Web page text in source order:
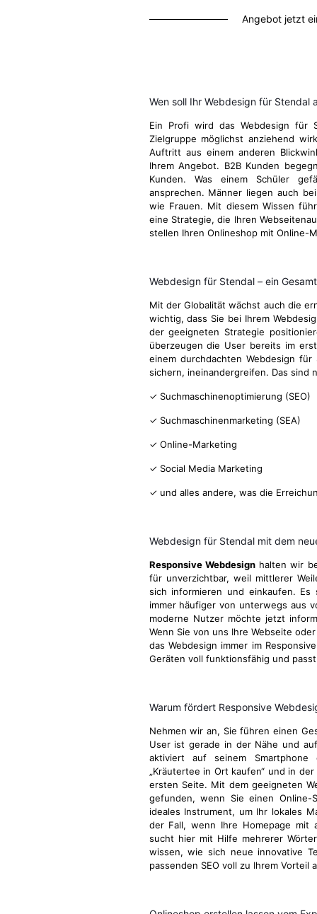
Angebot jetzt
Wen soll Ihr Webdesign für Stendal
Ein Profi wird das Webdesign für
Zielgruppe möglichst anziehend
Auftritt aus einem anderen
Ihrem Angebot. B2B Kunden
Kunden. Was einem Schüler
ansprechen. Männer liegen auch
wie Frauen. Mit diesem Wissen
eine Strategie, die Ihren
stellen Ihren Onlineshop mit Online-
Webdesign für Stendal – ein
Mit der Globalität wächst auch die
wichtig, dass Sie bei Ihrem
der geeigneten Strategie
überzeugen die User bereits im
einem durchdachten Webdesign
sichern, ineinandergreifen. Das sind
✓ Suchmaschinenoptimierung (SEO)
✓ Suchmaschinenmarketing (SEA)
✓ Online-Marketing
✓ Social Media Marketing
✓ und alles andere, was die
Webdesign für Stendal mit dem
Responsive Webdesignhalten wir
für unverzichtbar, weil mittlerer
sich informieren und einkaufen.
immer häufiger von unterwegs aus
moderne Nutzer möchte jetzt
Wenn Sie von uns Ihre Webseite
das Webdesign immer im
Geräten voll funktionsfähig und
Warum fördert Responsive
Nehmen wir an, Sie führen einen
User ist gerade in der Nähe und
aktiviert auf seinem
„Kräutertee in Ort kaufen“ und in
ersten Seite. Mit dem geeigneten
gefunden, wenn Sie einen
ideales Instrument, um Ihr lokales
der Fall, wenn Ihre Homepage mit
sucht hier mit Hilfe mehrerer
wissen, wie sich neue innovative
passenden SEO voll zu Ihrem Vorteil